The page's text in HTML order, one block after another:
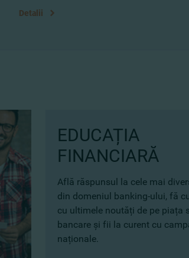
Detalii
EDUCAȚIA
FINANCIARĂ
Află răspunsul la cele mai
din domeniul banking-ului, fă
cu ultimele noutăți de pe piața
bancare și fii la curent cu
naționale.